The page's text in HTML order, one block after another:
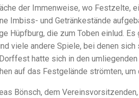
der Immenweise, wo Festzelte,
Imbiss- und Getränkestände
Hüpfburg, die zum Toben einlud. Es
viele andere Spiele, bei denen
hatte sich in den umliegenden
auf das Festgelände strömten,
Bönsch, dem